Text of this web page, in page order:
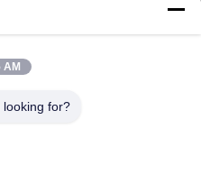
AM
looking for?